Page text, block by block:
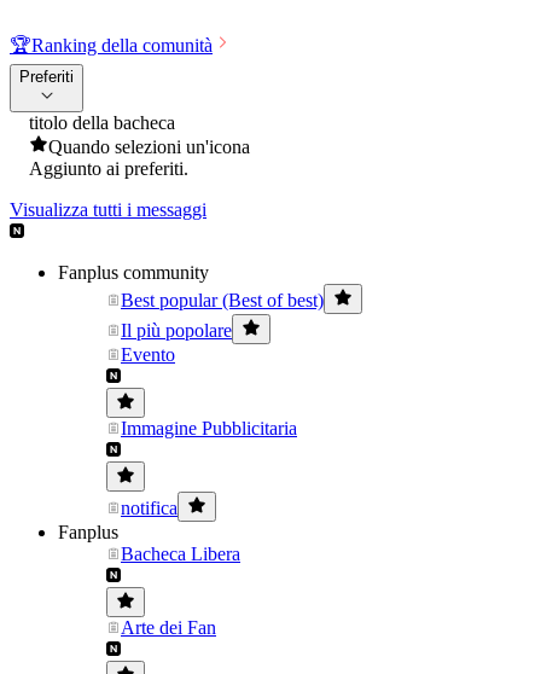
🏆Ranking della comunità
Preferiti
titolo della bacheca
Quando selezioni un'icona
Aggiunto ai preferiti.
Visualizza tutti i messaggi
Fanplus community
Best popular (Best of best)
Il più popolare
Evento
Immagine Pubblicitaria
notifica
Fanplus
Bacheca Libera
Arte dei Fan